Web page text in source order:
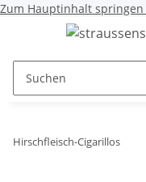
Zum Hauptinhalt springen
Hirschfleisch-Cigarillos